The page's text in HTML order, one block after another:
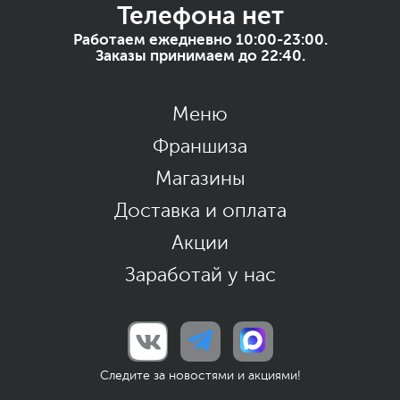
Телефона нет
Работаем ежедневно 10:00-23:00.
Заказы принимаем до 22:40.
Меню
Франшиза
Магазины
Доставка и оплата
Акции
Заработай у нас
Следите за новостями и акциями!